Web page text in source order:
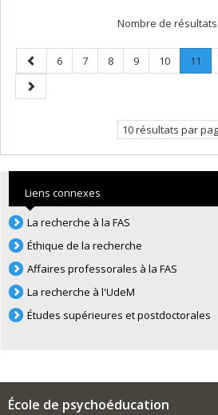
Nombre de résultats
Page
précédente
Page
6 Page
7 Page
8 Page
9 Page
10 Page
11
Page
suivante
10 résultats par
Liens connexes
La recherche à la FAS
Éthique de la recherche
Affaires professorales à la FAS
La recherche à l'UdeM
Études supérieures et postdoctorales
École de psychoéducation